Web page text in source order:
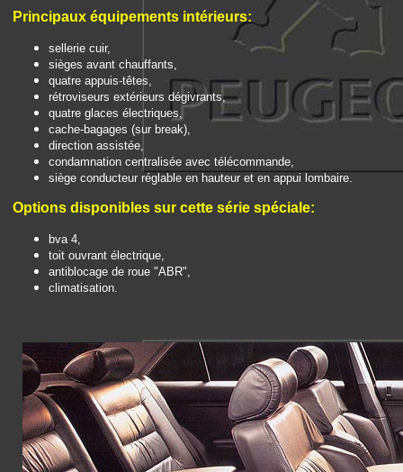
Principaux équipements intérieurs:
sellerie cuir,
sièges avant chauffants,
quatre appuis-têtes,
rétroviseurs extérieurs dégivrants,
quatre glaces électriques,
cache-bagages (sur break),
direction assistée,
condamnation centralisée avec télécommande,
siège conducteur réglable en hauteur et en appui lombaire.
Options disponibles sur cette série spéciale:
bva 4,
toit ouvrant électrique,
antiblocage de roue "ABR",
climatisation.